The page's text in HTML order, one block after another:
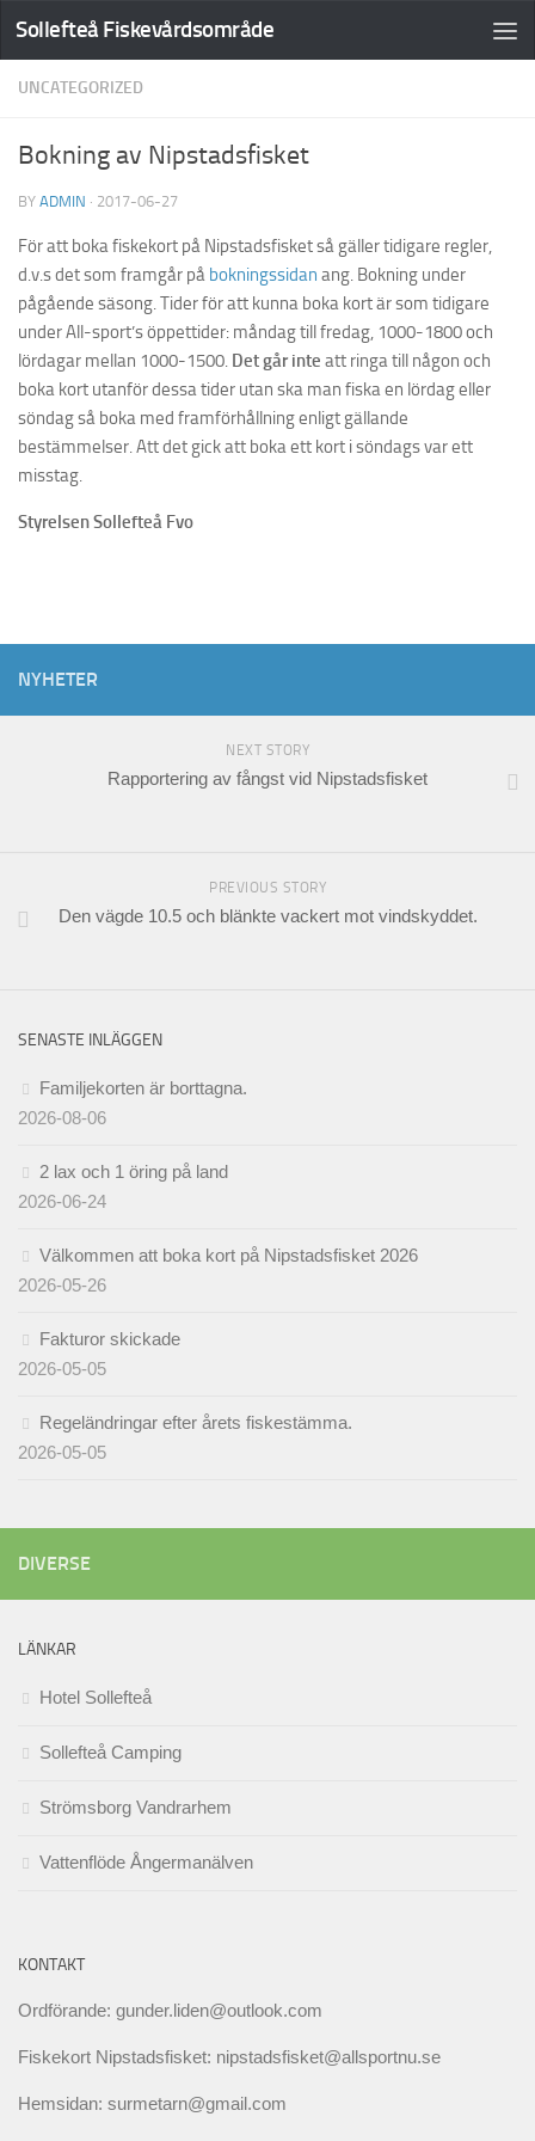
Sollefteå Fiskevårdsområde
UNCATEGORIZED
Bokning av Nipstadsfisket
BY ADMIN · 2017-06-27
För att boka fiskekort på Nipstadsfisket så gäller tidigare regler,
d.v.s det som framgår på bokningssidan ang. Bokning under
pågående säsong. Tider för att kunna boka kort är som tidigare
under All-sport’s öppettider: måndag till fredag, 1000-1800 och
lördagar mellan 1000-1500. Det går inte att ringa till någon och
boka kort utanför dessa tider utan ska man fiska en lördag eller
söndag så boka med framförhållning enligt gällande
bestämmelser. Att det gick att boka ett kort i söndags var ett
misstag.
Styrelsen Sollefteå Fvo
NYHETER
NEXT STORY
Rapportering av fångst vid Nipstadsfisket
PREVIOUS STORY
Den vägde 10.5 och blänkte vackert mot vindskyddet.
SENASTE INLÄGGEN
Familjekorten är borttagna.
2026-08-06
2 lax och 1 öring på land
2026-06-24
Välkommen att boka kort på Nipstadsfisket 2026
2026-05-26
Fakturor skickade
2026-05-05
Regeländringar efter årets fiskestämma.
2026-05-05
DIVERSE
LÄNKAR
Hotel Sollefteå
Sollefteå Camping
Strömsborg Vandrarhem
Vattenflöde Ångermanälven
KONTAKT
Ordförande: gunder.liden@outlook.com
Fiskekort Nipstadsfisket: nipstadsfisket@allsportnu.se
Hemsidan: surmetarn@gmail.com